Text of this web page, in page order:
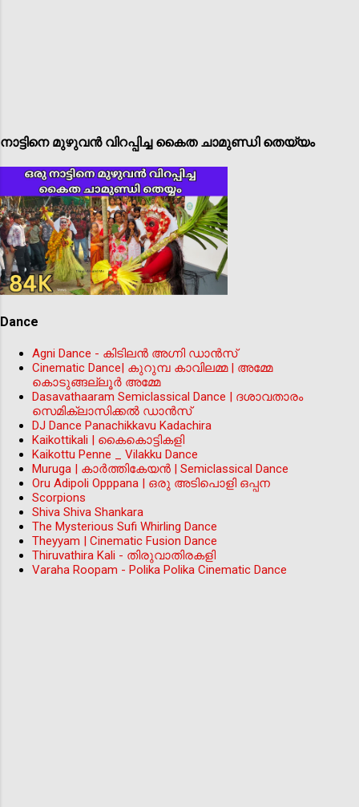
നാട്ടിനെ മുഴുവൻ വിറപ്പിച്ച കൈത ചാമുണ്ഡി തെയ്യം
Dance
Agni Dance - കിടിലന്‍ അഗ്നി ഡാൻസ്
Cinematic Dance| കുറുമ്പ കാവിലമ്മ | അമ്മേ
കൊടുങ്ങല്ലൂർ അമ്മേ
Dasavathaaram Semiclassical Dance | ദശാവതാരം
സെമിക്ലാസിക്കൽ ഡാൻസ്
DJ Dance Panachikkavu Kadachira
Kaikottikali | കൈകൊട്ടികളി
Kaikottu Penne _ Vilakku Dance
Muruga | കാർത്തികേയൻ | Semiclassical Dance
Oru Adipoli Opppana | ഒരു അടിപൊളി ഒപ്പന
Scorpions
Shiva Shiva Shankara
The Mysterious Sufi Whirling Dance
Theyyam | Cinematic Fusion Dance
Thiruvathira Kali - തിരുവാതിരകളി
Varaha Roopam - Polika Polika Cinematic Dance